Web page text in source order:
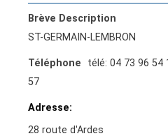
Brève Description
ST-GERMAIN-LEMBRON
Téléphone
télé: 04 73 96 54
57
28 route d'Ardes